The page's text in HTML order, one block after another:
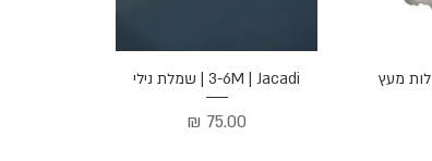
תצוגה מהירה
3-6M | Jacadi | שמלת נילי
מחיר